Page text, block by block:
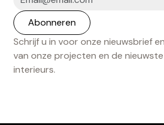
Schrijf u in voor onze nieuwsbrief
van onze projecten en de
interieurs.